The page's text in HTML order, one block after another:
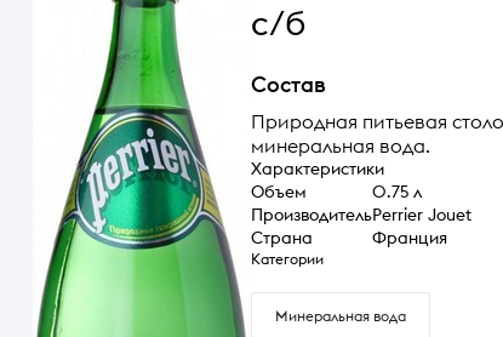
с/б
Состав
Природная питьевая
минеральная вода.
Характеристики
Объем
0.75 л
ПроизводительPerrier Jouet
Страна
Франция
Категории
Минеральная вода